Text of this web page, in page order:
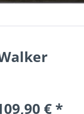
€ *